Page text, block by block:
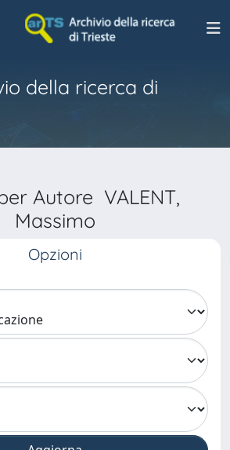
della ricerca di
Autore VALENT,
Massimo
Opzioni